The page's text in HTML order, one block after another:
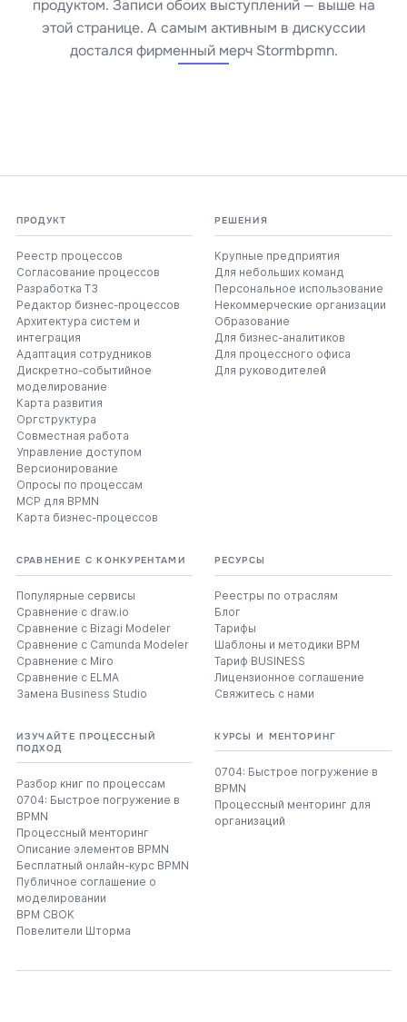
продуктом. Записи обоих выступлений — выше на
этой странице. А самым активным в дискуссии
достался фирменный мерч Stormbpmn.
ПРОДУКТ
Реестр процессов
Согласование процессов
Разработка ТЗ
Редактор бизнес-процессов
Архитектура систем и
интеграция
Адаптация сотрудников
Дискретно-событийное
моделирование
Карта развития
Оргструктура
Совместная работа
Управление доступом
Версионирование
Опросы по процессам
MCP для BPMN
Карта бизнес-процессов
РЕШЕНИЯ
Крупные предприятия
Для небольших команд
Персональное использование
Некоммерческие организации
Образование
Для бизнес-аналитиков
Для процессного офиса
Для руководителей
СРАВНЕНИЕ С КОНКУРЕНТАМИ
Популярные сервисы
Сравнение с draw.io
Сравнение с Bizagi Modeler
Сравнение с Camunda Modeler
Сравнение с Miro
Сравнение с ELMA
Замена Business Studio
РЕСУРСЫ
Реестры по отраслям
Блог
Тарифы
Шаблоны и методики BPM
Тариф BUSINESS
Лицензионное соглашение
Свяжитесь с нами
ИЗУЧАЙТЕ ПРОЦЕССНЫЙ
ПОДХОД
Разбор книг по процессам
0704: Быстрое погружение в
BPMN
Процессный менторинг
Описание элементов BPMN
Бесплатный онлайн-курс BPMN
Публичное соглашение о
моделировании
BPM CBOK
Повелители Шторма
КУРСЫ И МЕНТОРИНГ
0704: Быстрое погружение в
BPMN
Процессный менторинг для
организаций